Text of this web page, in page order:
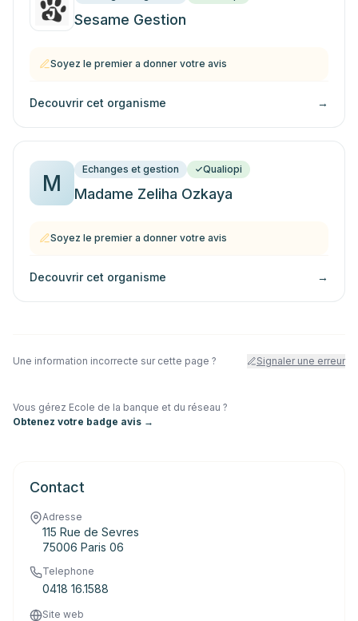
Sesame Gestion
Soyez le premier a donner votre avis
Decouvrir cet organisme →
M
Echanges et gestion Qualiopi
Madame Zeliha Ozkaya
Soyez le premier a donner votre avis
Decouvrir cet organisme →
Une information incorrecte sur cette page ? Signaler une erreur
Vous gérez Ecole de la banque et du réseau ?
Obtenez votre badge avis →
Contact
Adresse
115 Rue de Sevres
75006 Paris 06
Telephone
0418 16.1588
Site web